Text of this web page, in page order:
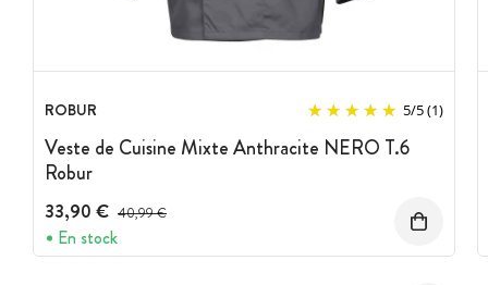
ROBUR 5/5(1)
Veste de Cuisine Mixte Anthracite NERO T.6
Robur
33,90 € Prix avant réduction :
40,99 €
En stock